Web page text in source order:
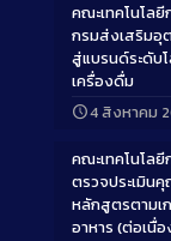
คณะเทคโนโล
กรมส่งเสริมอุ
สู่แบรนด์ระดับ
เครื่องดื่ม
4 สิงหาคม
คณะเทคโนโล
ตรวจประเมิน
หลักสูตรตามเ
อาหาร (ต่อเนื่